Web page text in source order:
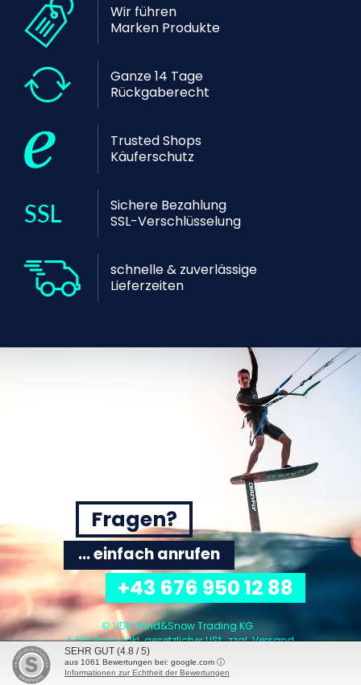
Wir führen
Marken Produkte
Ganze 14 Tage
Rückgaberecht
Trusted Shops
Käuferschutz
Sichere Bezahlung
SSL-Verschlüsselung
schnelle & zuverlässige
Lieferzeiten
© VDB Wind&Snow Trading KG
* Alle Preise inkl. gesetzlicher USt., zzgl.Versand
Fragen?
... einfach anrufen
+43 676 950 12 88
SEHR GUT (4.8 / 5)
aus 1061 Bewertungen bei: google.com ⓘ
Informationen zur Echtheit der Bewertungen